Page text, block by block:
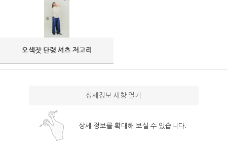
오색잣 단령 셔츠 저고리
상세정보 새창 열기
상세 정보를 확대해 보실 수 있습니다.